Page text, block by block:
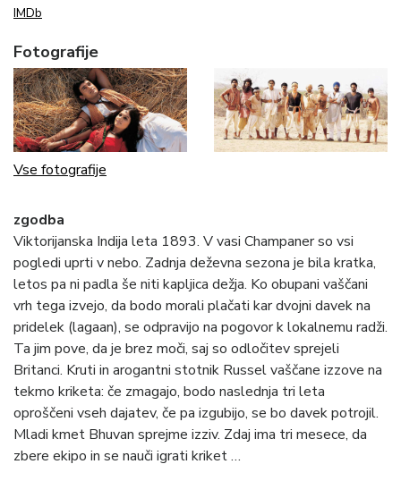
IMDb
Fotografije
Vse fotografije
zgodba
Viktorijanska Indija leta 1893. V vasi Champaner so vsi
pogledi uprti v nebo. Zadnja deževna sezona je bila kratka,
letos pa ni padla še niti kapljica dežja. Ko obupani vaščani
vrh tega izvejo, da bodo morali plačati kar dvojni davek na
pridelek (lagaan), se odpravijo na pogovor k lokalnemu radži.
Ta jim pove, da je brez moči, saj so odločitev sprejeli
Britanci. Kruti in arogantni stotnik Russel vaščane izzove na
tekmo kriketa: če zmagajo, bodo naslednja tri leta
oproščeni vseh dajatev, če pa izgubijo, se bo davek potrojil.
Mladi kmet Bhuvan sprejme izziv. Zdaj ima tri mesece, da
zbere ekipo in se nauči igrati kriket …